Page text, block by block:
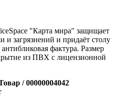
"Карта мира" защищает
и загрязнений и придаёт столу
фактура. Размер
из ПВХ с лицензионной
/ 00000004042